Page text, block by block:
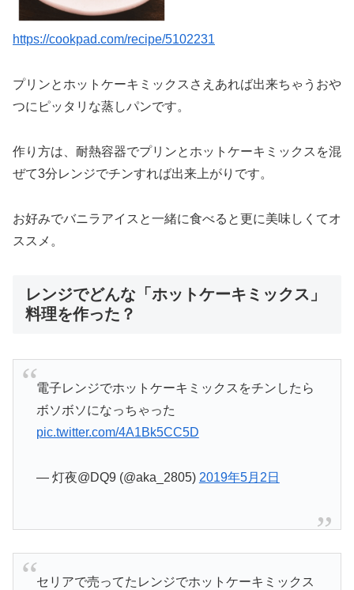
https://cookpad.com/recipe/5102231
プリンとホットケーキミックスさえあれば出来ちゃうおや
つにピッタリな蒸しパンです。
作り方は、耐熱容器でプリンとホットケーキミックスを混
ぜて3分レンジでチンすれば出来上がりです。
お好みでバニラアイスと一緒に食べると更に美味しくてオ
ススメ。
レンジでどんな「ホットケーキミックス」
料理を作った？
電子レンジでホットケーキミックスをチンしたら
ボソボソになっちゃった
pic.twitter.com/4A1Bk5CC5D
— 灯夜@DQ9 (@aka_2805) 2019年5月2日
セリアで売ってたレンジでホットケーキミックス